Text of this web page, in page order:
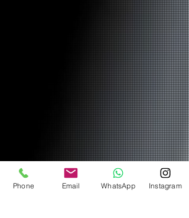
Phone Email WhatsApp Instagram